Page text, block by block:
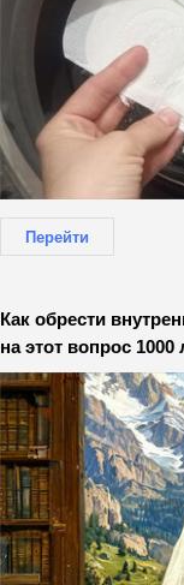
Перейти
Как обрести
на этот вопрос 1000